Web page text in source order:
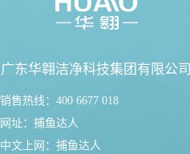
广东华翱洁净科技集团有限公司
销售热线：400 6677 018
网址： 捕鱼达人
中文上网： 捕鱼达人